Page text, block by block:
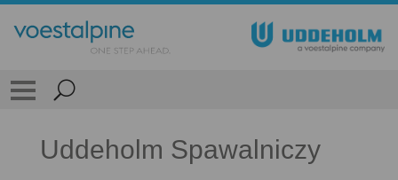
Uddeholm Spawalniczy